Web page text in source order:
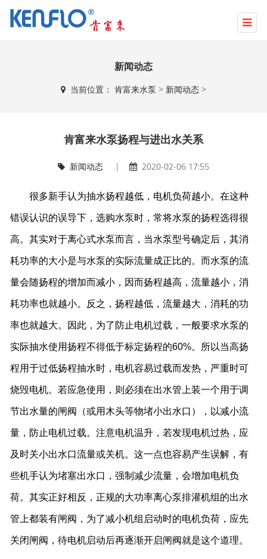
新闻动态
当前位置： 肯富来水泵 > 新闻动态>
肯富来水泵扬程与进出水关系
新闻动态| 2020-02-06 17:55
很多新手认为抽水扬程越低，电机负荷越小。在这种
错误认识的误导下，选购水泵时，常将水泵的扬程选得很
高。其实对于离心式水泵而言，当水泵型号确定后，其消
耗功率的大小是与水泵的实际流量成正比的。而水泵的流
量会随扬程的增加而减小，因而扬程越高，流量越小，消
耗功率也就越小。反之，扬程越低，流量越大，消耗的功
率也就越大。因此，为了防止电机过载，一般要求水泵的
实际抽水使用扬程不得低于标定扬程的60%。所以当高扬
程用于过低扬程抽水时，电机容易过载而发热，严重时可
烧毁电机。若应急使用，则必须在出水管上装一个用于调
节出水量的闸阀（或用木头等物堵小出水口），以减小流
量，防止电机过载。注意电机温升，若发现电机过热，应
及时关小出水口流量或关机。这一点也容易产生误解，有
些机手认为堵塞出水口，强制减少流量，会增加电机负
荷。其实正好相反，正规的大功率离心泵排灌机组的出水
管上都装有闸阀，为了减小机组启动时的电机负荷，应先
关闭闸阀，待电机启动后再逐渐开启闸阀就是这个道理。